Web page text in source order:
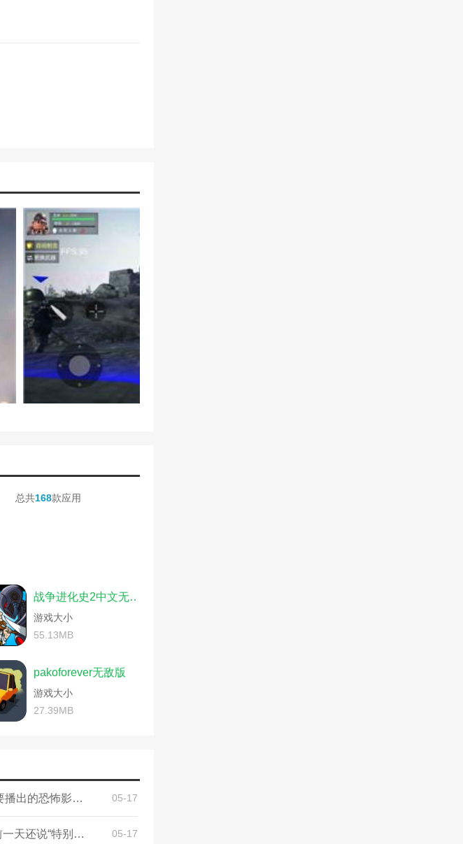
图鉴攻略(英雄无敌游戏攻略)
游戏(血战上海滩无敌版秘籍)
(封神榜英雄无敌攻略)
攻略(英雄无敌新手训练营攻略)
法师泽拉斯是哪个英雄)
战地风暴攻略(战地风暴攻略秘籍)
英雄无敌英雄交锋攻略视频)
三国英雄无敌游戏攻略(三国无敌版)
略(三国英雄无敌游戏攻略视频)
垒前线手游新手攻略图文)
争霸英灵传说无尽攻略)
总共168款应用
战争进化史2中文无敌版
游戏大小
55.13MB
pakoforever无敌版
游戏大小
27.39MB
生化危机8村庄：马上就要播出的恐怖影片，恐怖程度让人咋舌！ 05-17
又一韩国29岁女星轻生 前一天还说“特别幸福”（2023又一韩国女星轻生） 05-17